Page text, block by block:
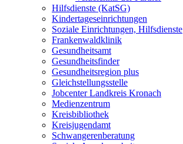
Hilfsdienste (KatSG)
Kindertageseinrichtungen
Soziale Einrichtungen, Hilfsdienste
Frankenwaldklinik
Gesundheitsamt
Gesundheitsfinder
Gesundheitsregion plus
Gleichstellungsstelle
Jobcenter Landkreis Kronach
Medienzentrum
Kreisbibliothek
Kreisjugendamt
Schwangerenberatung